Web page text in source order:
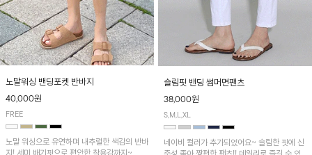
노말워싱 밴딩포켓 반바지
40,000원
FREE
노말 워싱으로 유연하며 내추럴한 색감의 반바
슬림핏 밴딩 썸머면팬츠
38,000원
S,M,L,XL
네이비 컬러가 추가되었어요~ 슬림한 핏에 신